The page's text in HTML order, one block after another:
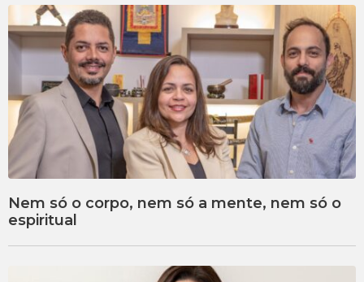
Nem só o corpo, nem só a mente, nem só o
espiritual